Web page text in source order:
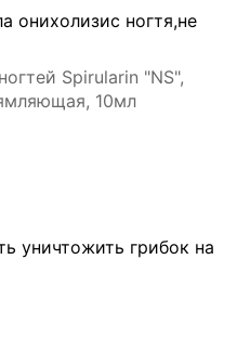
онихолизис ногтя,не
Spirularin "NS",
10мл
уничтожить грибок на